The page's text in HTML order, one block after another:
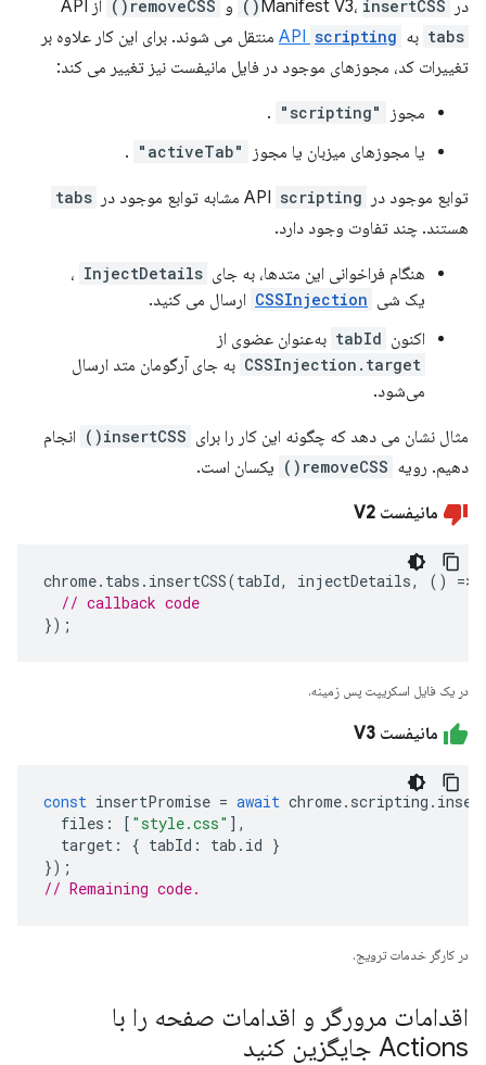
در Manifest V3، insertCSS() و removeCSS() از API
tabs به API scripting
منتقل می شوند. برای این کار علاوه بر
تغییرات کد، مجوزهای موجود در فایل مانیفست نیز تغییر می کند:
مجوز "scripting"
.
یا مجوزهای میزبان یا مجوز
"activeTab"
.
توابع موجود در API scripting مشابه توابع موجود در tabs
هستند. چند تفاوت وجود دارد.
هنگام فراخوانی این متدها، به جای InjectDetails ،
یک شی CSSInjection ارسال می کنید.
اکنون tabId به‌عنوان عضوی از
CSSInjection.target به جای آرگومان متد ارسال
می‌شود.
مثال نشان می دهد که چگونه این کار را برای insertCSS()
انجام
دهیم. رویه removeCSS() یکسان است.
مانیفست V2
chrome. tabs . insertCSS(tabId, injectDetails, () =>
// callback code
});
در یک فایل اسکریپت پس زمینه.
مانیفست V3
const insertPromise = await chrome. scripting .
files : [ "style.css" ],
target : { tabId : tab . id }
});
// Remaining code.
در کارگر خدمات ترویج.
اقدامات مرورگر و اقدامات صفحه را با
Actions جایگزین کنید